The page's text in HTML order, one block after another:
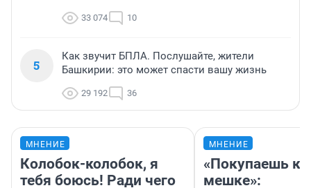
33 074 10
5
Как звучит БПЛА. Послушайте, жители
Башкирии: это может спасти вашу жизнь
29 192 36
МНЕНИЕ
Колобок-колобок, я
тебя боюсь! Ради чего
МНЕНИЕ
«Покупаешь
мешке»: